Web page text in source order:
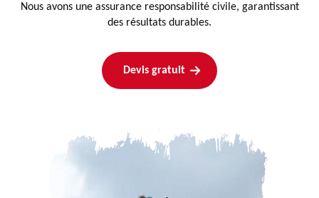
Nous avons une assurance responsabilité civile, garantissant
des résultats durables.
Devis gratuit